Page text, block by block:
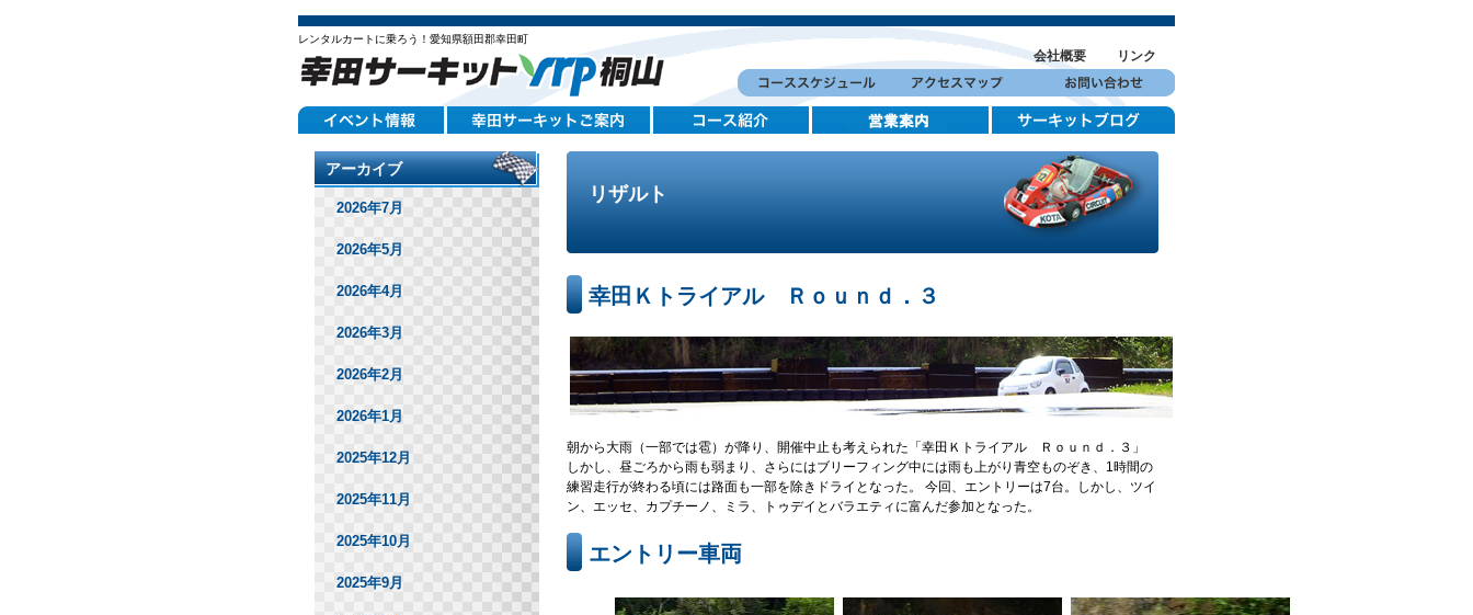
レンタルカートに乗ろう！愛知県額田郡幸田町
リンク
会社概要
リザルト
幸田Ｋトライアル Ｒｏｕｎｄ．３
朝から大雨（一部では雹）が降り、開催中止も考えられた「幸田Ｋトライアル Ｒｏｕｎｄ．３」
しかし、昼ごろから雨も弱まり、さらにはブリーフィング中には雨も上がり青空ものぞき、1時間の
練習走行が終わる頃には路面も一部を除きドライとなった。 今回、エントリーは7台。しかし、ツイ
ン、エッセ、カプチーノ、ミラ、トゥデイとバラエティに富んだ参加となった。
エントリー車両
アーカイブ
2026年7月
2026年5月
2026年4月
2026年3月
2026年2月
2026年1月
2025年12月
2025年11月
2025年10月
2025年9月